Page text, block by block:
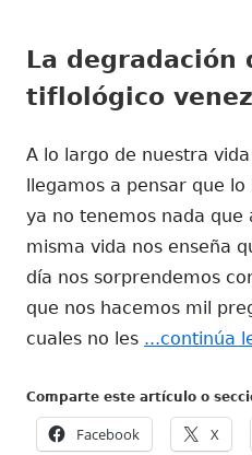
La degradación
tiflológico
A lo largo de nuestra
llegamos a pensar que
ya no tenemos nada que
misma vida nos enseña
día nos sorprendemos
que nos hacemos mil
cuales no les ...continúa
Comparte este artículo o
Facebook X